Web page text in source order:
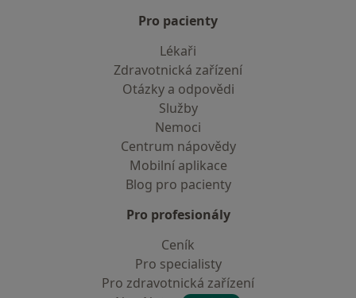
Pro pacienty
Lékaři
Zdravotnická zařízení
Otázky a odpovědi
Služby
Nemoci
Centrum nápovědy
Mobilní aplikace
Blog pro pacienty
Pro profesionály
Ceník
Pro specialisty
Pro zdravotnická zařízení